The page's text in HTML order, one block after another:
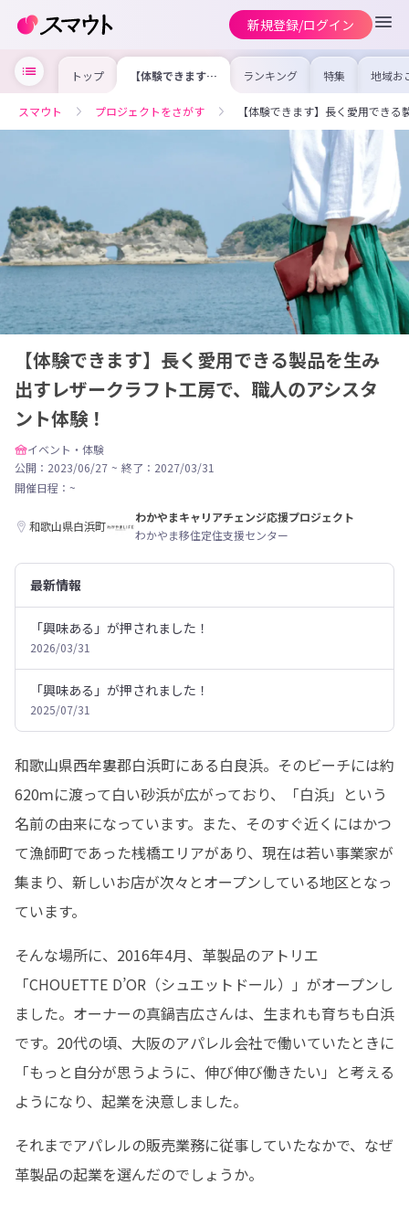
新規登録/ログイン
トップ 【体験できます】
長く愛用できる製
ークラフト工房
で、職人のアシス
タント体験！
ランキング 特集 地域お
の求
を集め
事内容
を比較
合った
けよう
スマウト プロジェクトをさがす 【体験できます】長く愛用でき
【体験できます】長く愛用できる製品を生み
出すレザークラフト工房で、職人のアシスタ
ント体験！
イベント・体験
公開：2023/06/27 ~ 終了：2027/03/31
開催日程： ~
和歌山県白浜町
わかやまキャリアチェンジ応援プロジェクト
わかやま移住定住支援センター
最新情報
「興味ある」が押されました！
2026/03/31
「興味ある」が押されました！
2025/07/31
和歌山県西牟婁郡白浜町にある白良浜。そのビーチには約
620ｍに渡って白い砂浜が広がっており、「白浜」という
名前の由来になっています。また、そのすぐ近くにはかつ
て漁師町であった桟橋エリアがあり、現在は若い事業家が
集まり、新しいお店が次々とオープンしている地区となっ
ています。
そんな場所に、2016年4月、革製品のアトリエ
「CHOUETTE D’OR（シュエットドール）」がオープンし
ました。オーナーの真鍋吉広さんは、生まれも育ちも白浜
です。20代の頃、大阪のアパレル会社で働いていたときに
「もっと自分が思うように、伸び伸び働きたい」と考える
ようになり、起業を決意しました。
それまでアパレルの販売業務に従事していたなかで、なぜ
革製品の起業を選んだのでしょうか。